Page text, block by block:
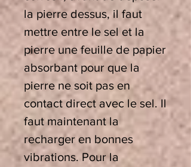
la pierre dessus, il faut
mettre entre le sel et la
pierre une feuille de papier
absorbant pour que la
pierre ne soit pas en
contact direct avec le sel. Il
faut maintenant la
recharger en bonnes
vibrations. Pour la